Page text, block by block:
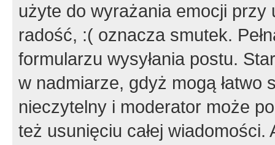
użyte do wyrażania emocji
radość, :( oznacza smutek.
formularzu wysyłania postu.
w nadmiarze, gdyż mogą
nieczytelny i moderator może
też usunięciu całej